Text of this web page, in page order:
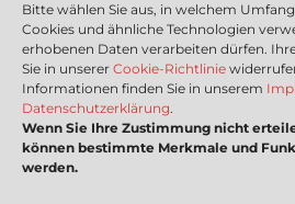
Bitte wählen Sie aus, in welchem
Cookies und ähnliche Technologien
erhobenen Daten verarbeiten dürfen.
Sie in unserer Cookie-Richtlinie
Informationen finden Sie in unserem
Datenschutzerklärung.
Wenn Sie Ihre Zustimmung nicht
können bestimmte Merkmale und
werden.
Wichtige
Mediadaten